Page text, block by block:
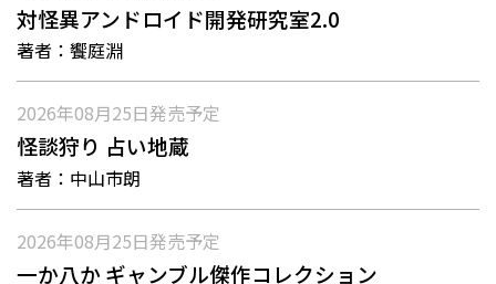
対怪異アンドロイド開発研究室2.0
著者： 饗庭淵
2026年08月25日発売予定
怪談狩り 占い地蔵
著者： 中山市朗
2026年08月25日発売予定
一か八か ギャンブル傑作コレクション